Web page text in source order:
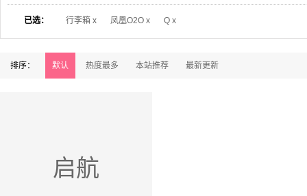
已选： 行李箱 x 凤凰O2O x Q x
排序： 默认 热度最多 本站推荐 最新更新
启航